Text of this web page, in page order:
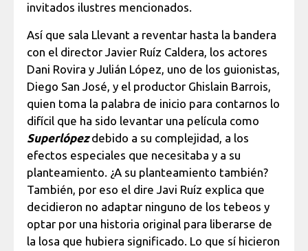
invitados ilustres mencionados.
Así que sala Llevant a reventar hasta la bandera
con el director Javier Ruíz Caldera, los actores
Dani Rovira y Julián López, uno de los guionistas,
Diego San José, y el productor Ghislain Barrois,
quien toma la palabra de inicio para contarnos lo
difícil que ha sido levantar una película como
Superlópezdebido a su complejidad, a los
efectos especiales que necesitaba y a su
planteamiento. ¿A su planteamiento también?
También, por eso el dire Javi Ruíz explica que
decidieron no adaptar ninguno de los tebeos y
optar por una historia original para liberarse de
la losa que hubiera significado. Lo que sí hicieron